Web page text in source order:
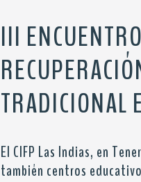
III
TRADICIONAL
El CIFP Las Indias, en
también centros